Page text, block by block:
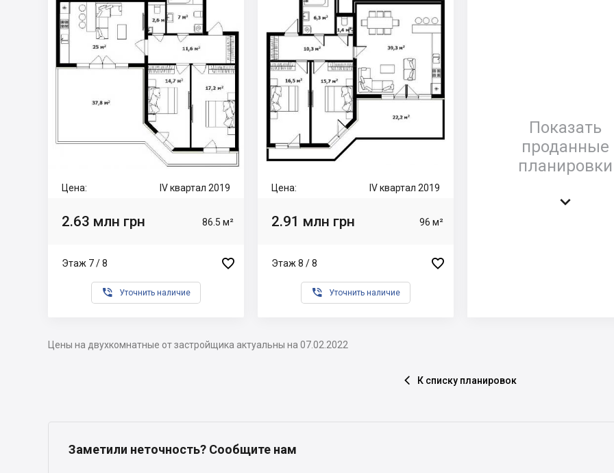
Цена: IV квартал 2019
2.63 млн грн 86.5 м²
Этаж 7 / 8 
 Уточнить наличие
Цена: IV квартал 2019
2.91 млн грн 96 м²
Этаж 8 / 8 
 Уточнить наличие
Показать
проданные
планировки

Цены на двухкомнатные от застройщика актуальны на 07.02.2022
 К списку планировок
Заметили неточность? Сообщите нам